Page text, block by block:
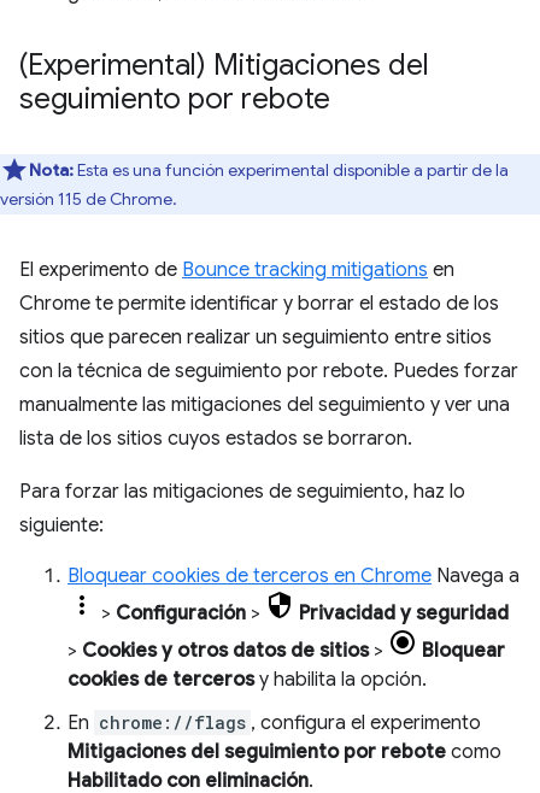
(Experimental) Mitigaciones del
seguimiento por rebote
Nota:Esta es una función experimental disponible a partir de la
versión 115 de Chrome.
El experimento de Bounce tracking mitigations en
Chrome te permite identificar y borrar el estado de los
sitios que parecen realizar un seguimiento entre sitios
con la técnica de seguimiento por rebote. Puedes forzar
manualmente las mitigaciones del seguimiento y ver una
lista de los sitios cuyos estados se borraron.
Para forzar las mitigaciones de seguimiento, haz lo
siguiente:
Bloquear cookies de terceros en Chrome Navega a
> Configuración >
Privacidad y seguridad
> Cookies y otros datos de sitios>
Bloquear
cookies de tercerosy habilita la opción.
En chrome://flags , configura el experimento
Mitigaciones del seguimiento por rebote como
Habilitado con eliminación.